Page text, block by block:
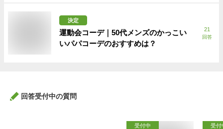
決定
運動会コーデ｜50代メンズのかっこい
いパパコーデのおすすめは？
21
回答
回答受付中の質問
受付中 受付